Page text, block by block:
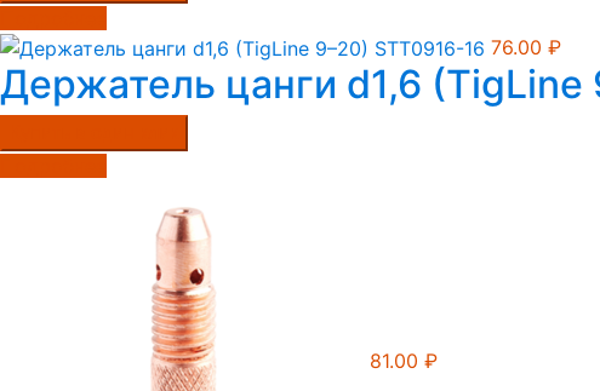
76.00 ₽
Держатель цанги d1,6 (TigLine
81.00 ₽